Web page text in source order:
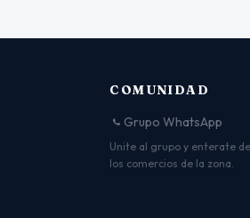
COMUNIDAD
Grupo WhatsApp
Unite al grupo y enterate
los comercios de la zona.